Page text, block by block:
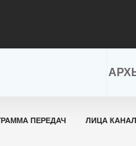
ПЕРЕДАЧ ЛИЦА